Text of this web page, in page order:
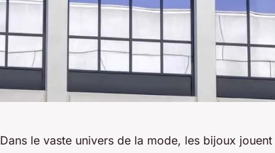
Dans le vaste univers de la mode, les bijoux